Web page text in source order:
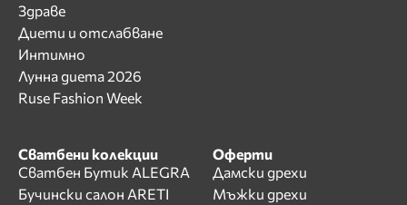
Здраве
Диети и отслабване
Интимно
Лунна диета 2026
Ruse Fashion Week
Сватбени колекции
Сватбен Бутик ALEGRA
Бучински салон ARETI
Оферти
Дамски дрехи
Мъжки дрехи